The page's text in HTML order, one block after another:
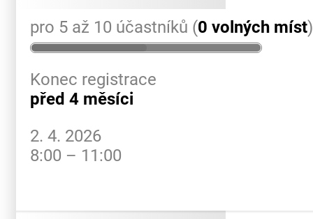
pro 5 až 10 účastníků (0 volných míst)
Konec registrace
před 4 měsíci
2. 4. 2026
8:00 – 11:00